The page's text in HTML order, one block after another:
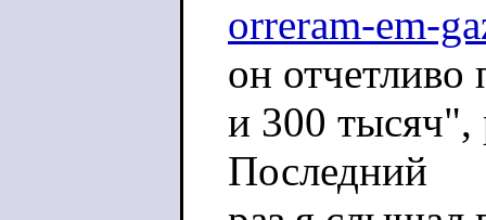
orreram-em-
он
и 300 тысяч",
Последний